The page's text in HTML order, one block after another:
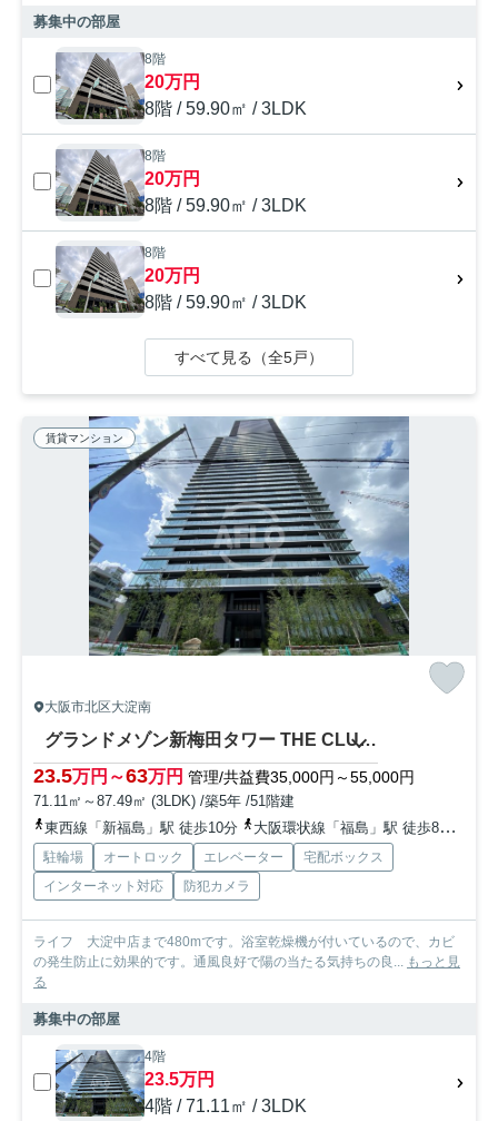
募集中の部屋
8階
20万円
8階 / 59.90㎡ / 3LDK
8階
20万円
8階 / 59.90㎡ / 3LDK
8階
20万円
8階 / 59.90㎡ / 3LDK
すべて見る（全5戸）
賃貸マンション
大阪市北区大淀南
グランドメゾン新梅田タワー THE CLUB RESIDENCE
23.5万円～63万円 管理/共益費35,000円～55,000円
71.11㎡～87.49㎡ (3LDK) /築5年 /51階建
東西線「新福島」駅 徒歩10分
大阪環状線「福島」駅 徒歩8分
駐輪場 オートロック エレベーター
宅配ボックス
インターネット対応
防犯カメラ
ライフ 大淀中店まで480mです。浴室乾燥機が付いているので、カビ
の発生防止に効果的です。通風良好で陽の当たる気持ちの良... もっと見
る
募集中の部屋
4階
23.5万円
4階 / 71.11㎡ / 3LDK